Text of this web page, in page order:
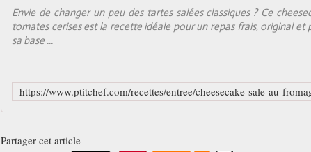
Envie de changer un peu des tartes salées classiques ? Ce
tomates cerises est la recette idéale pour un repas frais, original et
sa base ...
Partager cet article